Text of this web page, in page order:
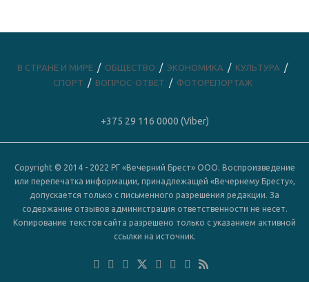
В СТРАНЕ И МИРЕ ОБЩЕСТВО ЭКОНОМИКА
КУЛЬТУРА
СПОРТ
ВОПРОС-ОТВЕТ ФОТОРЕПОРТАЖ
+375 29 116 0000 (Viber)
Copyright © 2014 - 2022 РГ «Вечерний Брест» ООО. Воспроизведение
или перепечатка информации, принадлежащей «Вечернему Бресту»,
допускается только с письменного разрешения редакции. За
содержание отзывов администрация ответственности не несет.
Копирование текстов сайта разрешено только с указанием активной
ссылки на источник.